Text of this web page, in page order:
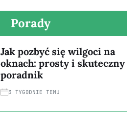
Porady
Jak pozbyć się wilgoci na
oknach: prosty i skuteczny
poradnik
3 TYGODNIE TEMU